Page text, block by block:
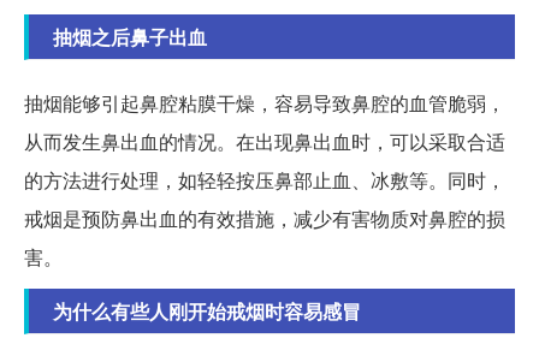
抽烟之后鼻子出血
抽烟能够引起鼻腔粘膜干燥，容易导致鼻腔的血管脆弱，
从而发生鼻出血的情况。在出现鼻出血时，可以采取合适
的方法进行处理，如轻轻按压鼻部止血、冰敷等。同时，
戒烟是预防鼻出血的有效措施，减少有害物质对鼻腔的损
害。
为什么有些人刚开始戒烟时容易感冒